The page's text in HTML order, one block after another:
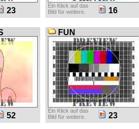
23
Ein Klick auf das
Bild für weitere.
16
52
FUN
Ein Klick auf das
Bild für weitere.
23